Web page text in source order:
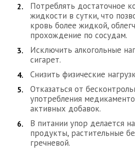
Потреблять достаточное
жидкости в сутки, что
кровь более жидкой,
прохождение по сосудам.
Исключить алкогольные
сигарет.
Снизить физические
Отказаться от
употребления
активных добавок.
В питании упор делается
продукты, растительные
гречневой.